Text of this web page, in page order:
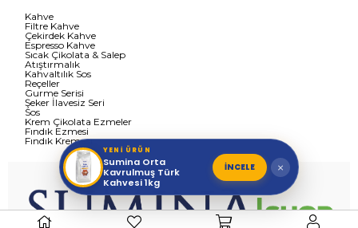
Kahve
Filtre Kahve
Çekirdek Kahve
Espresso Kahve
Sıcak Çikolata & Salep
Atıştırmalık
Kahvaltılık Sos
Reçeller
Gurme Serisi
Şeker İlavesiz Seri
Sos
Krem Çikolata Ezmeler
Fındık Ezmesi
Fındık Kreması
YENİ ÜRÜN
Sumina Orta
Kavrulmuş Türk
Kahvesi 1kg
İNCELE ×